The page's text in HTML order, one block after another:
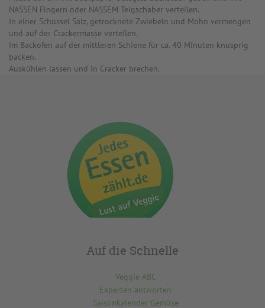
NASSEN Fingern oder NASSEM Teigschaber verteilen.
In einer Schüssel Salz, getrocknete Zwiebeln und Mohn vermengen
und auf der Crackermasse verteilen.
Im Backofen auf der mittleren Schiene für ca. 40 Minuten knusprig
backen.
Auskühlen lassen und in Cracker brechen.
Auf die Schnelle
Veggie ABC
Experten antworten
Saisonkalender Gemüse